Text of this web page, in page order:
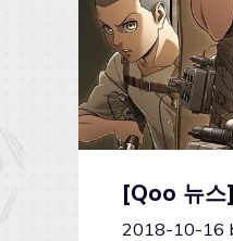
[Qoo 뉴스
2018-10-16